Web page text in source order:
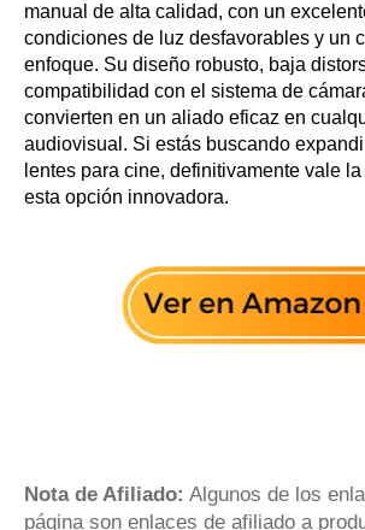
manual de alta calidad, con un
condiciones de luz desfavorables y un
enfoque. Su diseño robusto, baja
compatibilidad con el sistema de
convierten en un aliado eficaz en
audiovisual. Si estás buscando
lentes para cine, definitivamente vale
esta opción innovadora.
Nota de Afiliado: Algunos de los
página son enlaces de afiliado a